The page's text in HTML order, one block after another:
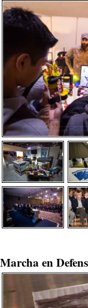
Marcha en